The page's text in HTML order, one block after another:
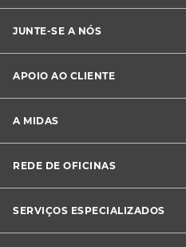
JUNTE-SE A NÓS
Franchising Midas
APOIO AO CLIENTE
Livro de Reclamações
Canal de Denúncias
Perguntas Frequentes
A MIDAS
Sustentabilidade
Notícias Midas
REDE DE OFICINAS
SERVIÇOS ESPECIALIZADOS